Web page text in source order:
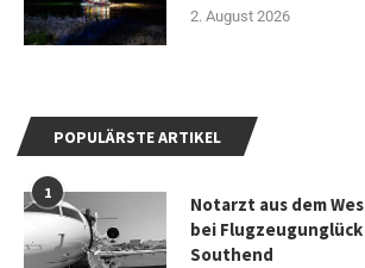
2. August 2026
POPULÄRSTE ARTIKEL
1
Notarzt aus dem
bei
Southend